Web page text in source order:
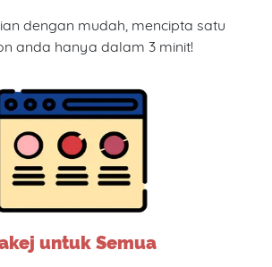
dengan mudah, mencipta satu
anda hanya dalam 3 minit!
untuk Semua